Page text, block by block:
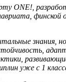
ONE!,
финской
знания, но
уже с 1